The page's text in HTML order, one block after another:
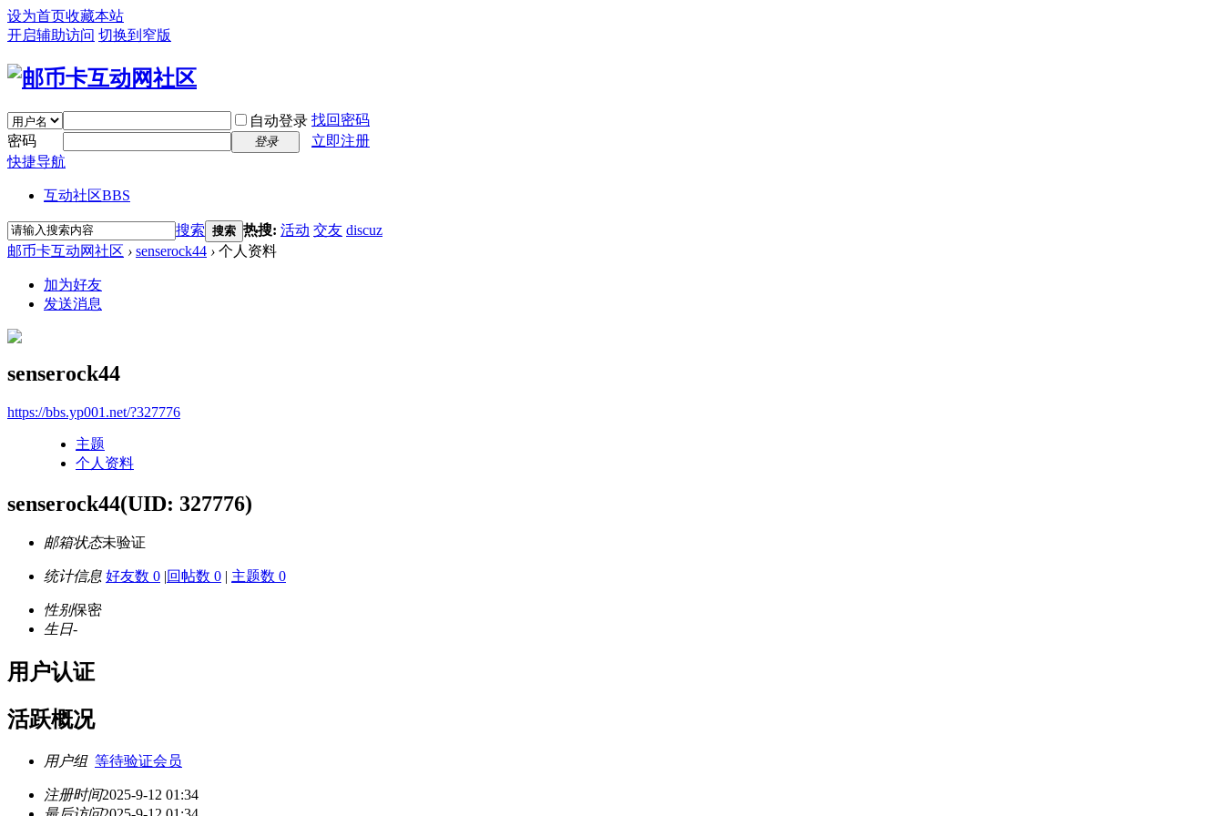
设为首页收藏本站
开启辅助访问 切换到窄版
自动登录 找回密码
密码
登录
立即注册
快捷导航
互动社区BBS
搜索 搜索 热搜: 活动 交友 discuz
邮币卡互动网社区 › senserock44 › 个人资料
加为好友
发送消息
senserock44
https://bbs.yp001.net/?327776
主题
个人资料
senserock44(UID: 327776)
邮箱状态未验证
统计信息 好友数 0 |回帖数 0 | 主题数 0
性别保密
生日-
用户认证
活跃概况
用户组 等待验证会员
注册时间2025-9-12 01:34